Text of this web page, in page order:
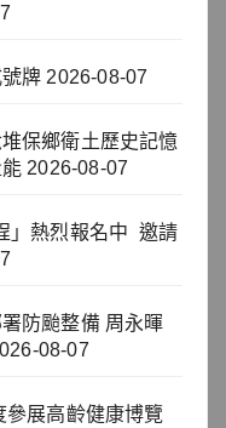
牌 2026-08-07
保鄉衛土歷史記憶
2026-08-07
」熱烈報名中 邀請
防颱整備 周永暉
08-07
展高齡健康博覽